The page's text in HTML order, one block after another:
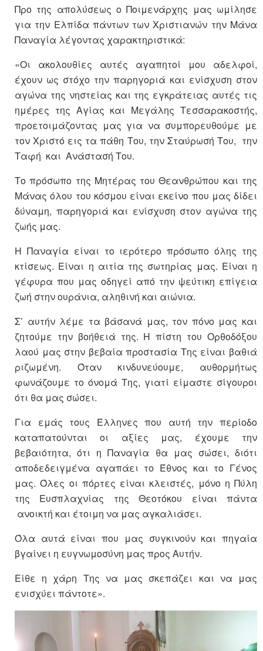
Προ της απολύσεως ο Ποιμενάρχης μας ωμίλησε
για την Ελπίδα πάντων των Χριστιανών την Μάνα
Παναγία λέγοντας χαρακτηριστικά:
«Οι ακολουθίες αυτές αγαπητοί μου αδελφοί,
έχουν ως στόχο την παρηγοριά και ενίσχυση στον
αγώνα της νηστείας και της εγκράτειας αυτές τις
ημέρες της Αγίας και Μεγάλης Τεσσαρακοστής,
προετοιμάζοντας μας για να συμπορευθούμε με
τον Χριστό εις τα πάθη Του, την Σταύρωσή Του, την
Ταφή και Ανάστασή Του.
Το πρόσωπο της Μητέρας του Θεανθρώπου και της
Μάνας όλου του κόσμου είναι εκείνο που μας δίδει
δύναμη, παρηγοριά και ενίσχυση στον αγώνα της
ζωής μας.
Η Παναγία είναι το ιερότερο πρόσωπο όλης της
κτίσεως. Είναι η αιτία της σωτηρίας μας. Είναι η
γέφυρα που μας οδηγεί από την ψεύτικη επίγεια
ζωή στην ουράνια, αληθινή και αιώνια.
Σ’ αυτήν λέμε τα βάσανά μας, τον πόνο μας και
ζητούμε την βοήθειά της. Η πίστη του Ορθοδόξου
λαού μας στην βεβαία προστασία Της είναι βαθιά
ριζωμένη. Όταν κινδυνεύουμε, αυθορμήτως
φωνάζουμε το όνομά Της, γιατί είμαστε σίγουροι
ότι θα μας σώσει.
Για εμάς τους Έλληνες που αυτή την περίοδο
καταπατούνται οι αξίες μας, έχουμε την
βεβαιότητα, ότι η Παναγία θα μας σώσει, διότι
αποδεδειγμένα αγαπάει το Έθνος και το Γένος
μας. Όλες οι πόρτες είναι κλειστές, μόνο η Πύλη
της Ευσπλαχνίας της Θεοτόκου είναι πάντα
ανοικτή και έτοιμη να μας αγκαλιάσει.
Όλα αυτά είναι που μας συγκινούν και πηγαία
βγαίνει η ευγνωμοσύνη μας προς Αυτήν.
Είθε η χάρη Της να μας σκεπάζει και να μας
ενισχύει πάντοτε».